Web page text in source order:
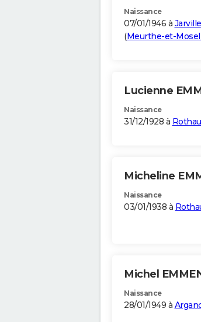
Naissance
07/01/1946 à
(Meurthe-et-
Lucienne
Naissance
31/12/1928 à Rothau
Micheline
Naissance
03/01/1938 à
Michel
Naissance
28/01/1949 à